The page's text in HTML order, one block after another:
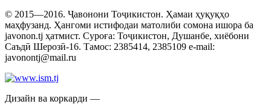
© 2015—2016. Ҷавонони Тоҷикистон. Ҳамаи ҳуқуқҳо
маҳфузанд. Ҳангоми истифодаи матолиби сомона ишора ба
javonon.tj ҳатмист. Суроға: Тоҷикистон, Душанбе, хиёбони
Саъдӣ Шерозӣ-16. Тамос: 2385414, 2385109 e-mail:
javonontj@mail.ru
Дизайн ва коркарди —